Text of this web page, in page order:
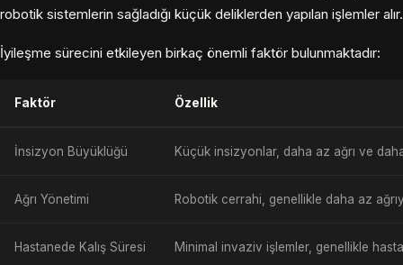
robotik sistemlerin sağladığı küçük deliklerden yapılan işlemler alır.
İyileşme sürecini etkileyen birkaç önemli faktör bulunmaktadır:
Faktör Özellik
İnsizyon Büyüklüğü Küçük insizyonlar, daha az ağrı ve
Ağrı Yönetimi Robotik cerrahi, genellikle daha az
Hastanede Kalış Süresi Minimal invaziv işlemler, genellikle